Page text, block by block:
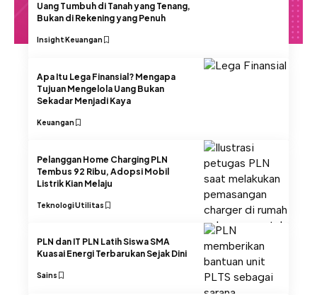
Uang Tumbuh di Tanah yang Tenang,
Bukan di Rekening yang Penuh
InsightKeuangan
Apa Itu Lega Finansial? Mengapa
Tujuan Mengelola Uang Bukan
Sekadar Menjadi Kaya
Keuangan
Pelanggan Home Charging PLN
Tembus 92 Ribu, Adopsi Mobil
Listrik Kian Melaju
TeknologiUtilitas
PLN dan IT PLN Latih Siswa SMA
Kuasai Energi Terbarukan Sejak Dini
Sains